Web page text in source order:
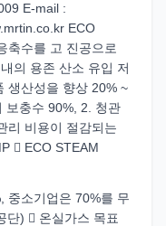
E-mail :
ECO
축수를 고 진공으로
의 용존 산소 유입 저
생산성을 향상 20% ~
보충수 90%, 2. 청관
리 비용이 절감되는
 ECO STEAM
중소기업은 70%를 무
단)  온실가스 목표